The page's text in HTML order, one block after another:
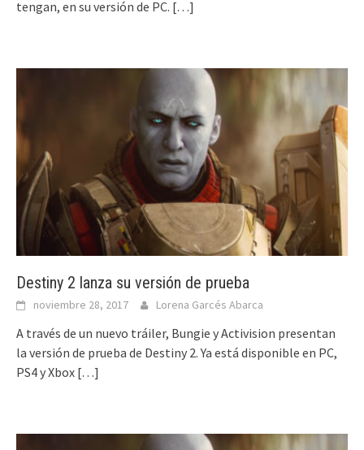
tengan, en su versión de PC. […]
Destiny 2 lanza su versión de prueba
noviembre 28, 2017 Lorena Garcés Abarca
A través de un nuevo tráiler, Bungie y Activision presentan
la versión de prueba de Destiny 2. Ya está disponible en PC,
PS4 y Xbox […]